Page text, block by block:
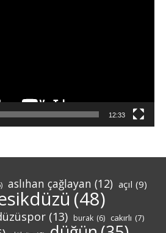
12:33
aslıhan çağlayan (12) açıl (9)
(48)
(13) burak (6) cakırlı (7)